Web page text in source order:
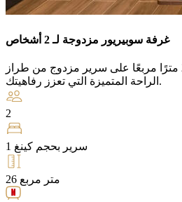
غرفة سوبيريور مزدوجة لـ 2 أشخاص
تحتوي هذه الغرفة التي تبلغ مساحتها 26 مترًا مربعًا على سرير مزدوج من طراز King Koil مقت رنًا بمجموعة من وسائل
الراحة المتميزة التي تعزز رفاهيتك.
2
سرير بحجم كينغ 1
26 متر مربع